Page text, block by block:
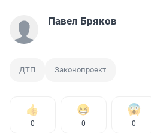
Павел Бряков
ДТП Законопроект
0 0 0